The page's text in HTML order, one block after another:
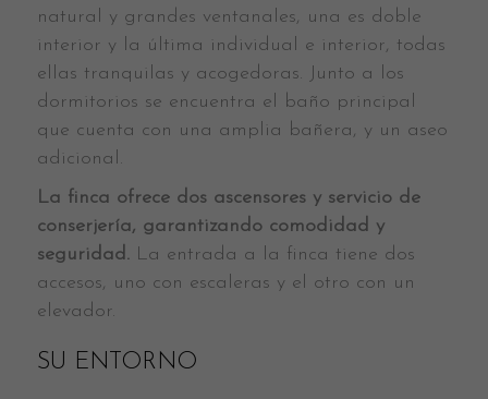
natural y grandes ventanales, una es doble
interior y la última individual e interior, todas
ellas tranquilas y acogedoras. Junto a los
dormitorios se encuentra el baño principal
que cuenta con una amplia bañera, y un aseo
adicional.
La finca ofrece dos ascensores y servicio de
conserjería, garantizando comodidad y
seguridad. La entrada a la finca tiene dos
accesos, uno con escaleras y el otro con un
elevador.
SU ENTORNO